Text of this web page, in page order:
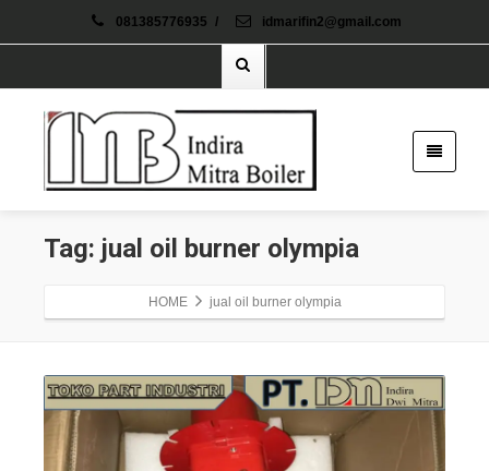
081385776935 / idmarifin2@gmail.com
Tag: jual oil burner olympia
HOME jual oil burner olympia